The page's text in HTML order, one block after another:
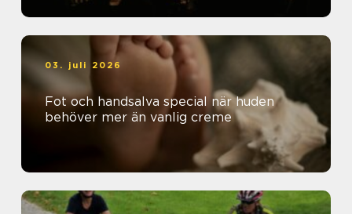
03. juli 2026
Fot och handsalva special när huden
behöver mer än vanlig creme